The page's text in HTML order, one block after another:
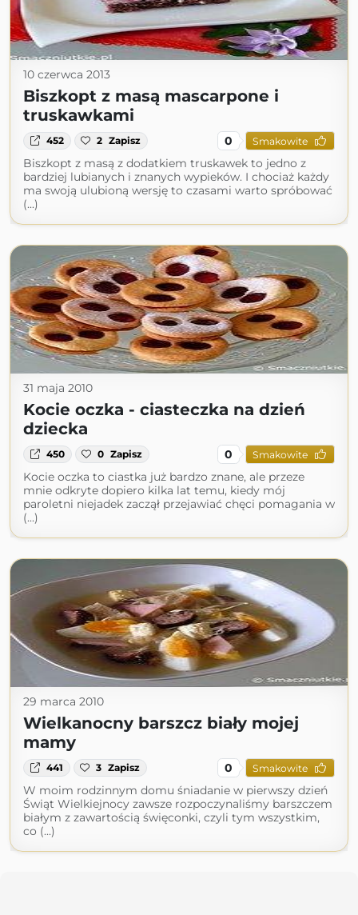
10 czerwca 2013
Biszkopt z masą mascarpone i
truskawkami
452 2 Zapisz 0 Smakowite
Biszkopt z masą z dodatkiem truskawek to jedno z
bardziej lubianych i znanych wypieków. I chociaż każdy
ma swoją ulubioną wersję to czasami warto spróbować
(...)
31 maja 2010
Kocie oczka - ciasteczka na dzień
dziecka
450 0 Zapisz 0 Smakowite
Kocie oczka to ciastka już bardzo znane, ale przeze
mnie odkryte dopiero kilka lat temu, kiedy mój
paroletni niejadek zaczął przejawiać chęci pomagania w
(...)
29 marca 2010
Wielkanocny barszcz biały mojej
mamy
441 3 Zapisz 0 Smakowite
W moim rodzinnym domu śniadanie w pierwszy dzień
Świąt Wielkiejnocy zawsze rozpoczynaliśmy barszczem
białym z zawartością święconki, czyli tym wszystkim,
co (...)